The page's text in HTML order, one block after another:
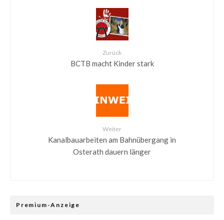
Zurück
BCTB macht Kinder stark
Weiter
Kanalbauarbeiten am Bahnübergang in
Osterath dauern länger
Premium-Anzeige